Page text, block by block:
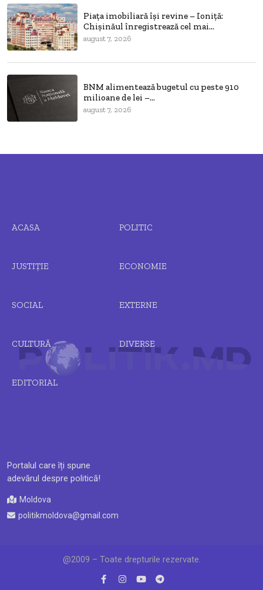
Piața imobiliară își revine – Ioniță:
Chișinăul înregistrează cel mai...
august 7, 2026
BNM alimentează bugetul cu peste 910
milioane de lei –...
august 7, 2026
Portalul care îți spune
adevărul despre politică!
Moldova
politikmoldova@gmail.com
ACASA POLITIC
JUSTIȚIE ECONOMIE
SOCIAL EXTERNE
CULTURĂ DIVERSE
EDITORIAL
@2009 – Toate drepturile rezervate.